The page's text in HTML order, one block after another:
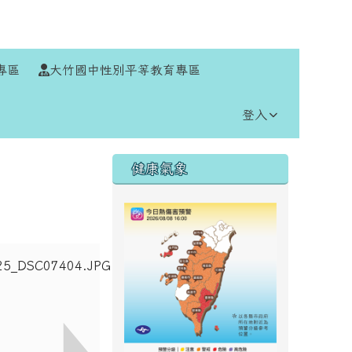
區 大竹國中性別平等教育專區
登入
右邊區域內容
健康氣象